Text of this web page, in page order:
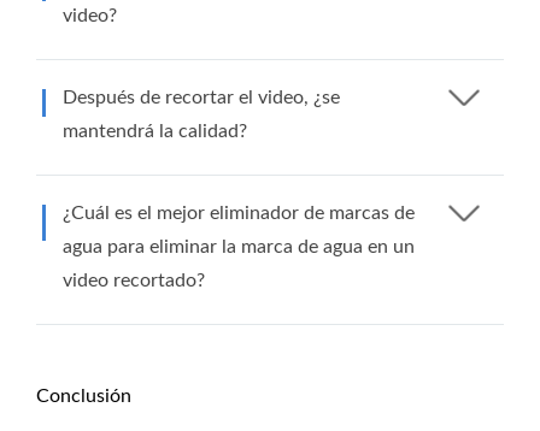
video?
Después de recortar el video, ¿se
mantendrá la calidad?
¿Cuál es el mejor eliminador de marcas de
agua para eliminar la marca de agua en un
video recortado?
Conclusión